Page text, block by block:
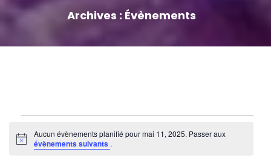
Archives : Évènements
for
Notice
Aucun évènements planifié pour mai 11, 2025. Passer aux
évènements suivants .